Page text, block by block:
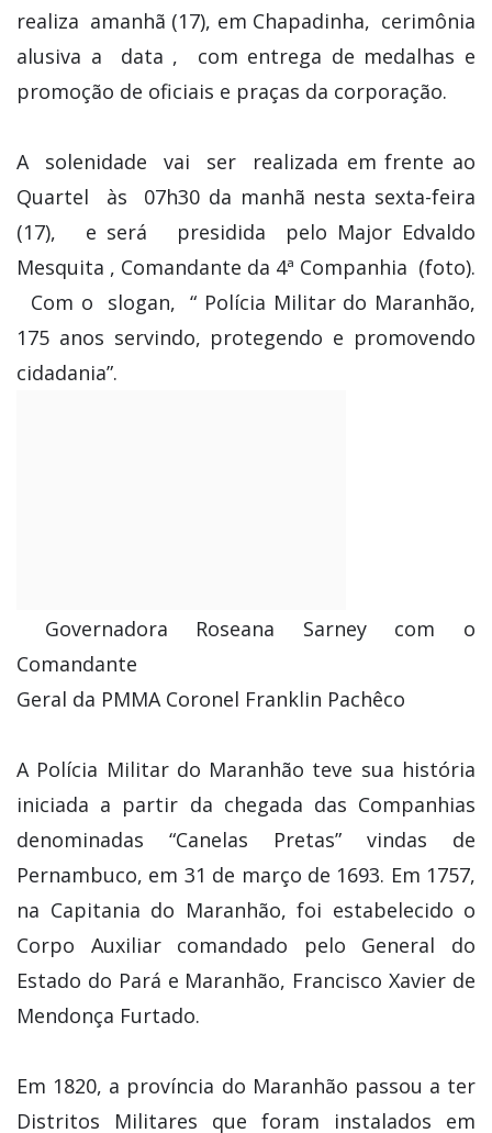
realiza amanhã (17), em Chapadinha, cerimônia
alusiva a data , com entrega de medalhas e
promoção de oficiais e praças da corporação.
A solenidade vai ser realizada em frente ao
Quartel às 07h30 da manhã nesta sexta-feira
(17), e será presidida pelo Major Edvaldo
Mesquita , Comandante da 4ª Companhia (foto).
Com o slogan, “ Polícia Militar do Maranhão,
175 anos servindo, protegendo e promovendo
cidadania”.
A Polícia Militar do Maranhão teve sua história
iniciada a partir da chegada das Companhias
denominadas “Canelas Pretas” vindas de
na Capitania do Maranhão, foi estabelecido o
Corpo Auxiliar comandado pelo General do
Estado do Pará e Maranhão, Francisco Xavier de
Mendonça Furtado.
Em 1820, a província do Maranhão passou a ter
Distritos Militares que foram instalados em
Alcântara, Aldeias Altas, hoje município de
Mirim, Iguará, Mearim, Viana e São Luis, sob a
chefia de um Comandante Geral Militar,